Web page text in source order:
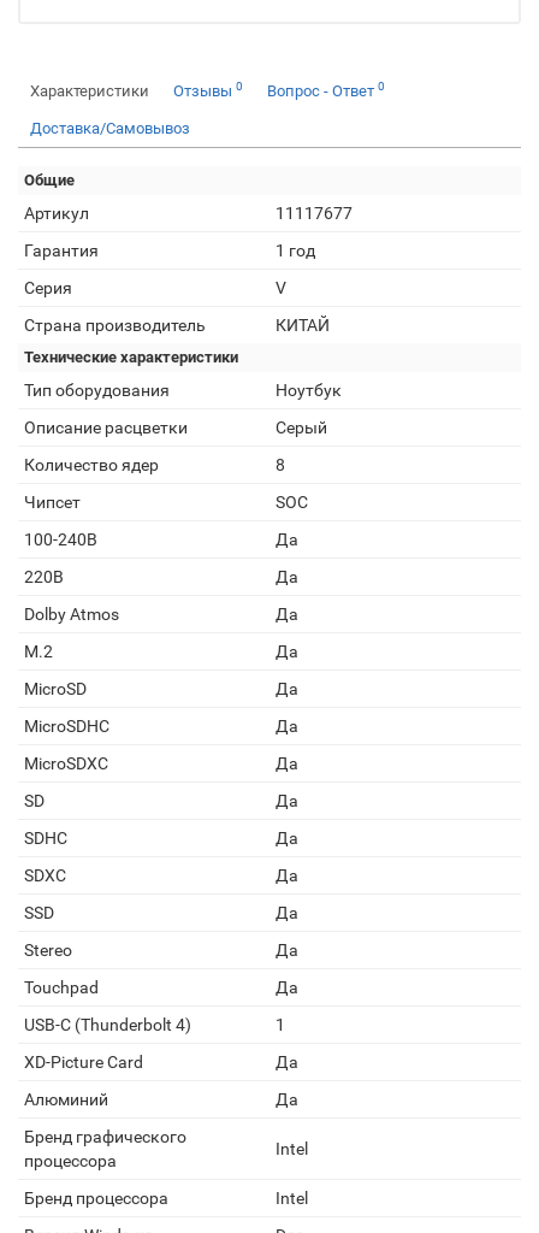
Характеристики Отзывы 0 Вопрос - Ответ 0
Доставка/Самовывоз
Общие
Артикул
11117677
Гарантия
1 год
Серия
V
Страна производитель
КИТАЙ
Технические характеристики
Тип оборудования
Ноутбук
Описание расцветки
Серый
Количество ядер
8
Чипсет
SOC
100-240В
Да
220В
Да
Dolby Atmos
Да
M.2
Да
MicroSD
Да
MicroSDHC
Да
MicroSDXC
Да
SD
Да
SDHC
Да
SDXC
Да
SSD
Да
Stereo
Да
Touchpad
Да
USB-C (Thunderbolt 4)
1
XD-Picture Card
Да
Алюминий
Да
Бренд графического
процессора
Intel
Бренд процессора
Intel